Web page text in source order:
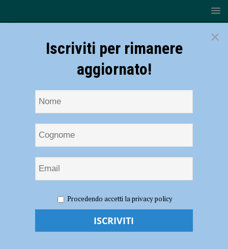
segnali di ripresa nel 2021: “I piacentini sono tornati a investire nel
mattone? Il futuro? Vedremo, dipende anche dal governo” – AUDIO
Mercato immobiliare, segnali di ripresa
×
Iscriviti per rimanere
aggiornato!
Procedendo accetti la privacy policy